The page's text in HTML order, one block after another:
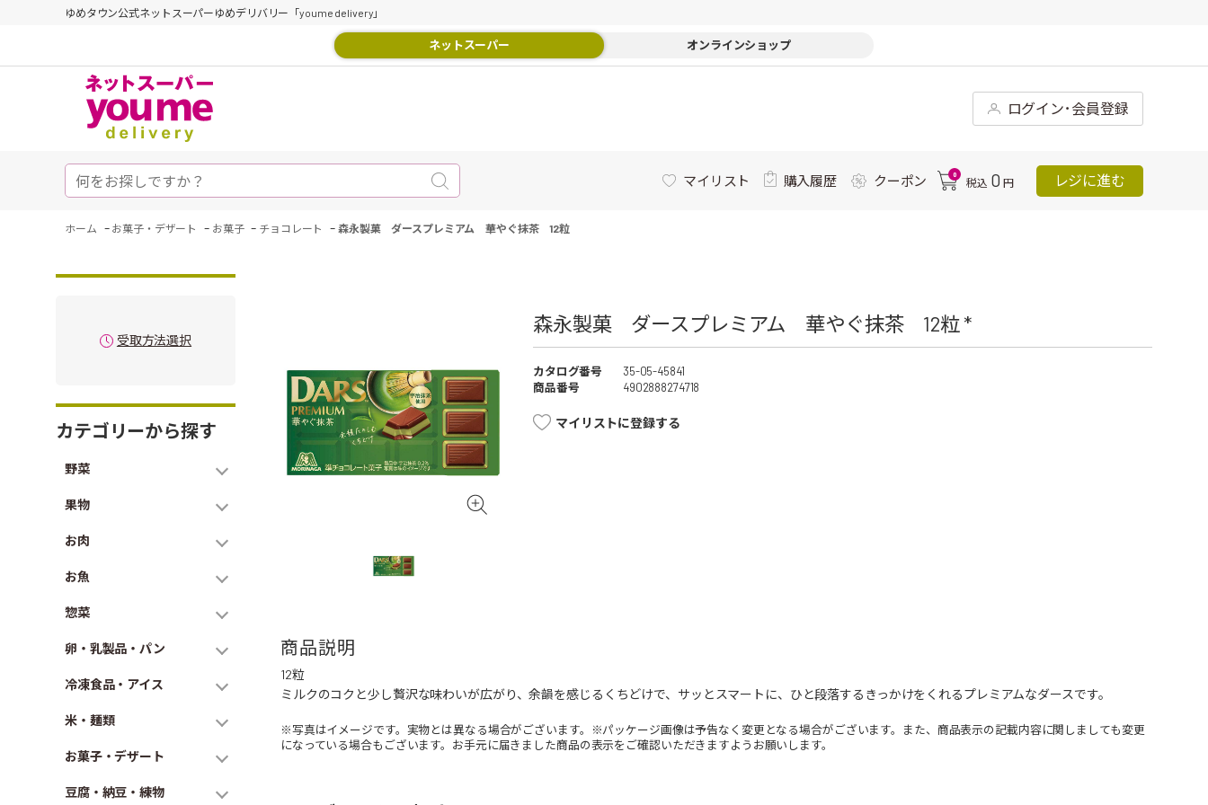
ゆめタウン公式ネットスーパーゆめデリバリー「youme delivery」
ネットスーパー オンラインショップ
ログイン･会員登録
マイリスト 購入履歴 クーポン 0
税込 0 円 レジに進む
ホーム - お菓子・デザート - お菓子 - チョコレート - 森永製菓 ダースプレミアム 華やぐ抹茶 12粒
受取方法選択
カテゴリーから探す
野菜
果物
お肉
お魚
惣菜
卵・乳製品・パン
冷凍食品・アイス
米・麺類
お菓子・デザート
豆腐・納豆・練物
森永製菓 ダースプレミアム 華やぐ抹茶 12粒 *
カタログ番号
35-05-45841
商品番号
4902888274718
マイリストに登録する
商品説明
12粒
ミルクのコクと少し贅沢な味わいが広がり、余韻を感じるくちどけで、サッとスマートに、ひと段落するきっかけをくれるプレミアムなダースです。
※写真はイメージです。実物とは異なる場合がございます。※パッケージ画像は予告なく変更となる場合がございます。また、商品表示の記載内容に関しましても変更
になっている場合もございます。お手元に届きました商品の表示をご確認いただきますようお願いします。